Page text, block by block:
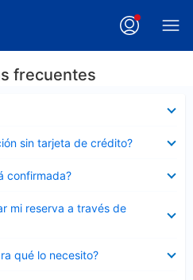
frecuentes
sin tarjeta de crédito?
confirmada?
mi reserva a través de
qué lo necesito?